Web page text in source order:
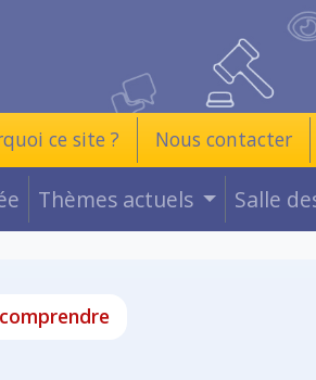
ce site ? Nous contacter
Thèmes actuels Salle